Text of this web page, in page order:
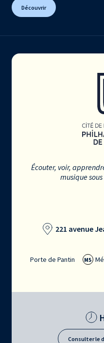
Découvrir
Écouter, voir,
musique
221 avenue
Porte de Pantin M5
Consulter le